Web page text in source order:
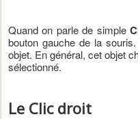
Quand on parle de simple
bouton gauche de la
objet. En général, cet objet
sélectionné.
Le Clic droit